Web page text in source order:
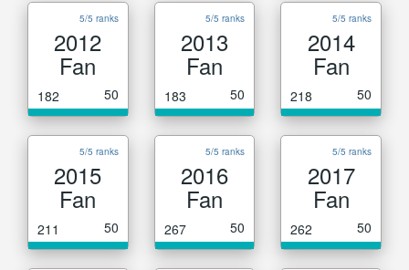
5/5 ranks
2012
Fan
182 50
5/5 ranks
2013
Fan
183 50
5/5 ranks
2014
Fan
218 50
5/5 ranks
2015
Fan
211 50
5/5 ranks
2016
Fan
267 50
5/5 ranks
2017
Fan
262 50